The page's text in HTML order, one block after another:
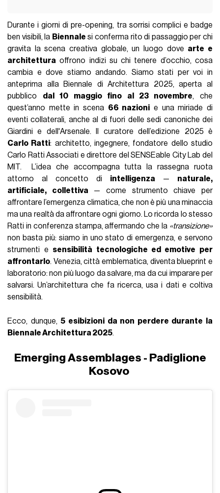
Durante i giorni di pre-opening, tra sorrisi complici e badge
ben visibili, la Biennale si conferma rito di passaggio per chi
gravita la scena creativa globale, un luogo dove arte e
architettura offrono indizi su chi tenere d’occhio, cosa
cambia e dove stiamo andando. Siamo stati per voi in
anteprima alla Biennale di Architettura 2025, aperta al
pubblico dal 10 maggio fino al 23 novembre, che
quest’anno mette in scena 66 nazioni e una miriade di
eventi collaterali, anche al di fuori delle sedi canoniche dei
Giardini e dell'Arsenale. Il curatore dell’edizione 2025 è
Carlo Ratti: architetto, ingegnere, fondatore dello studio
Carlo Ratti Associati e direttore del SENSEable City Lab del
MIT. L’idea che accompagna tutta la rassegna ruota
attorno al concetto di intelligenza — naturale,
artificiale, collettiva — come strumento chiave per
affrontare l’emergenza climatica, che non è più una minaccia
ma una realtà da affrontare ogni giorno. Lo ricorda lo stesso
Ratti in conferenza stampa, affermando che la «transizione»
non basta più: siamo in uno stato di emergenza, e servono
strumenti e sensibilità tecnologiche ed emotive per
affrontarlo. Venezia, città emblematica, diventa blueprint e
laboratorio: non più luogo da salvare, ma da cui imparare per
salvarsi. Un’architettura che fa ricerca, usa i dati e coltiva
sensibilità.
Ecco, dunque,5 esibizioni da non perdere durante la
Biennale Architettura 2025.
Emerging Assemblages - Padiglione
Kosovo